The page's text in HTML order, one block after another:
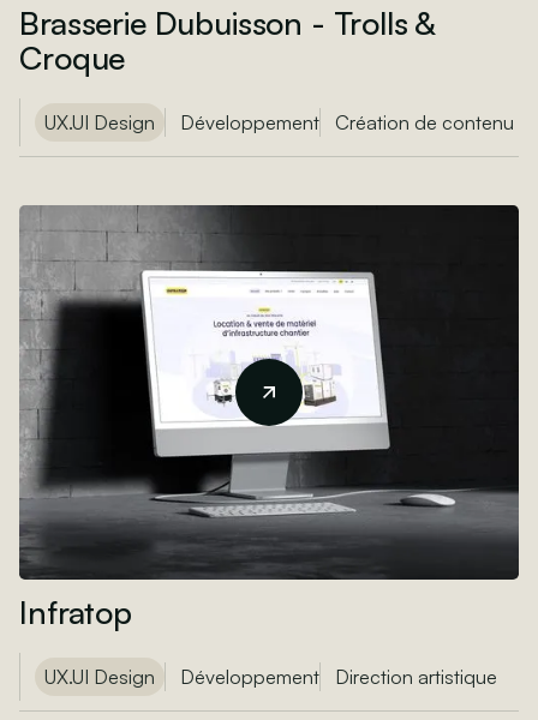
Brasserie Dubuisson - Trolls &
Croque
UX.UI Design Développement Création de contenu
Infratop
UX.UI Design Développement Direction artistique